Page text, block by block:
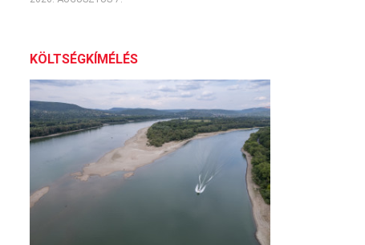
KÖLTSÉGKÍMÉLÉS